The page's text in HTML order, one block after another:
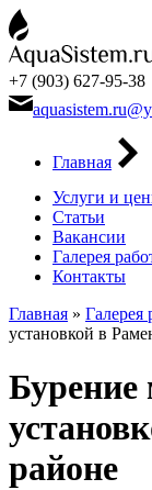
+7 (903) 627-95-38
Главная
Услуги и
Статьи
Вакансии
Галерея
Контакты
Главная » Галерея
установкой в
Бурение
районе